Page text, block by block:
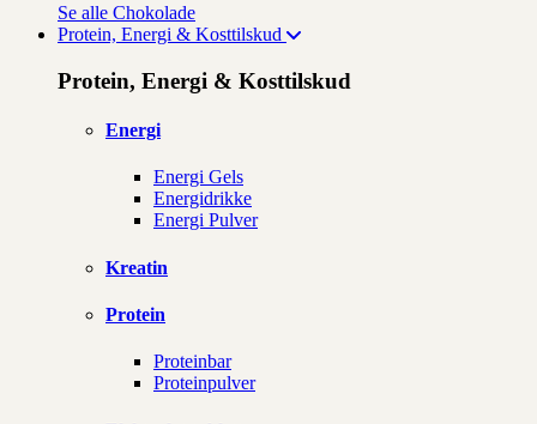
Se alle Chokolade
Protein, Energi & Kosttilskud
Protein, Energi & Kosttilskud
Energi
Energi Gels
Energidrikke
Energi Pulver
Kreatin
Protein
Proteinbar
Proteinpulver